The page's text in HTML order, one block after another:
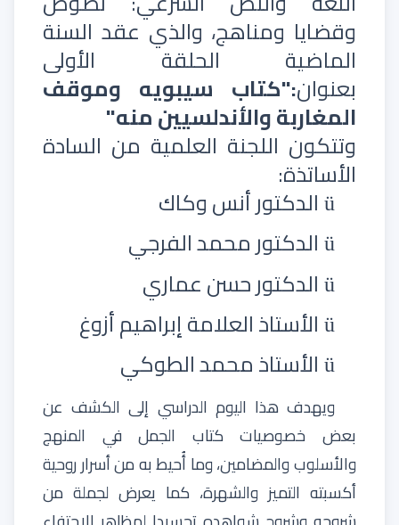
وقضايا ومناهج، والذي عقد السنة
الماضية الحلقة الأولى
بعنوان:"كتاب سيبويه وموقف
المغاربة والأندلسيين منه"
وتتكون اللجنة العلمية من السادة
الأساتذة:
ü الدكتور أنس وكاك
ü الدكتور محمد الفرجي
ü الدكتور حسن عماري
ü الأستاذ العلامة إبراهيم أزوغ
ü الأستاذ محمد الطوكي
ويهدف هذا اليوم الدراسي إلى الكشف عن
بعض خصوصيات كتاب الجمل في المنهج
والأسلوب والمضامين، وما أُحيط به من أسرار روحية
أكسبته التميز والشهرة، كما يعرض لجملة من